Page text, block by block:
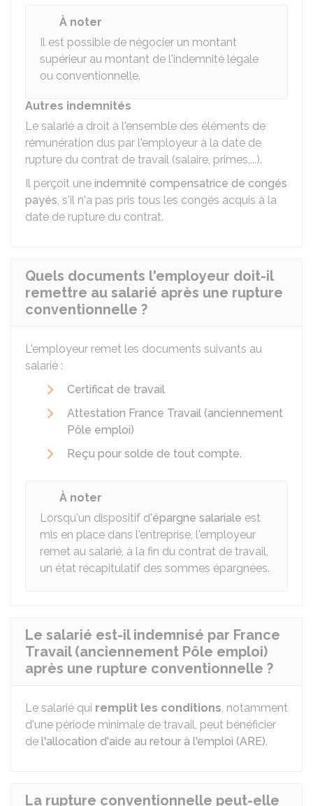
À noter
Il est possible de négocier un montant
supérieur au montant de l'indemnité légale
ou conventionnelle.
Autres indemnités
Le salarié a droit à l'ensemble des éléments de
rémunération dus par l'employeur à la date de
rupture du contrat de travail (salaire, primes,...).
Il perçoit une indemnité compensatrice de congés
payés, s'il n'a pas pris tous les congés acquis à la
date de rupture du contrat.
Quels documents l'employeur doit-il
remettre au salarié après une rupture
conventionnelle ?
L'employeur remet les documents suivants au
salarié :
Certificat de travail
Attestation France Travail (anciennement
Pôle emploi)
Reçu pour solde de tout compte.
À noter
Lorsqu'un dispositif d'épargne salariale est
mis en place dans l'entreprise, l'employeur
remet au salarié, à la fin du contrat de travail,
un état récapitulatif des sommes épargnées.
Le salarié est-il indemnisé par France
Travail (anciennement Pôle emploi)
après une rupture conventionnelle ?
Le salarié qui remplit les conditions, notamment
d'une période minimale de travail, peut bénéficier
de l'allocation d'aide au retour à l'emploi (ARE).
La rupture conventionnelle peut-elle